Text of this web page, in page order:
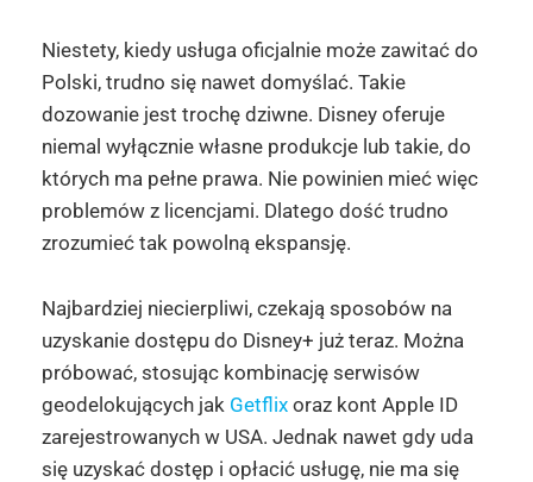
Niestety, kiedy usługa oficjalnie może zawitać do
Polski, trudno się nawet domyślać. Takie
dozowanie jest trochę dziwne. Disney oferuje
niemal wyłącznie własne produkcje lub takie, do
których ma pełne prawa. Nie powinien mieć więc
problemów z licencjami. Dlatego dość trudno
zrozumieć tak powolną ekspansję.
Najbardziej niecierpliwi, czekają sposobów na
uzyskanie dostępu do Disney+ już teraz. Można
próbować, stosując kombinację serwisów
geodelokujących jak Getflixoraz kont Apple ID
zarejestrowanych w USA. Jednak nawet gdy uda
się uzyskać dostęp i opłacić usługę, nie ma się